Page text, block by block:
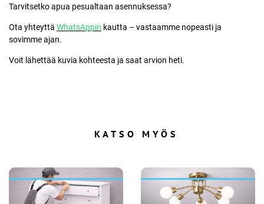
Tarvitsetko apua pesualtaan asennuksessa?
Ota yhteyttä WhatsAppin kautta – vastaamme nopeasti ja
sovimme ajan.
Voit lähettää kuvia kohteesta ja saat arvion heti.
KATSO MYÖS